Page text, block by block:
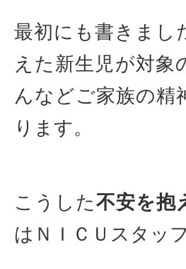
最初にも書きまし
えた新生児が対象
んなどご家族の精
ります。
こうした不安を抱
はＮＩＣＵスタッ